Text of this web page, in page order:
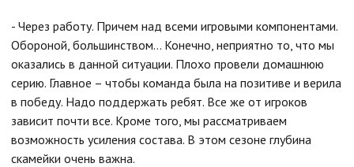
- Через работу. Причем над всеми игровыми компонентами.
Обороной, большинством… Конечно, неприятно то, что мы
оказались в данной ситуации. Плохо провели домашнюю
серию. Главное – чтобы команда была на позитиве и верила
в победу. Надо поддержать ребят. Все же от игроков
зависит почти все. Кроме того, мы рассматриваем
возможность усиления состава. В этом сезоне глубина
скамейки очень важна.